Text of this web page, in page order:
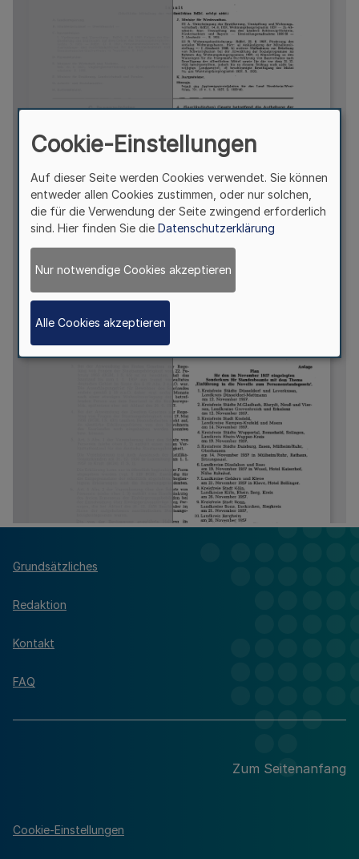
Grundsätzliches
Redaktion
Kontakt
FAQ
Zum Seitenanfang
Cookie-Einstellungen
Cookie-Einstellungen
Auf dieser Seite werden Cookies verwendet. Sie können
entweder allen Cookies zustimmen, oder nur solchen,
die für die Verwendung der Seite zwingend erforderlich
sind. Hier finden Sie die Datenschutzerklärung
Nur notwendige Cookies akzeptieren
Alle Cookies akzeptieren